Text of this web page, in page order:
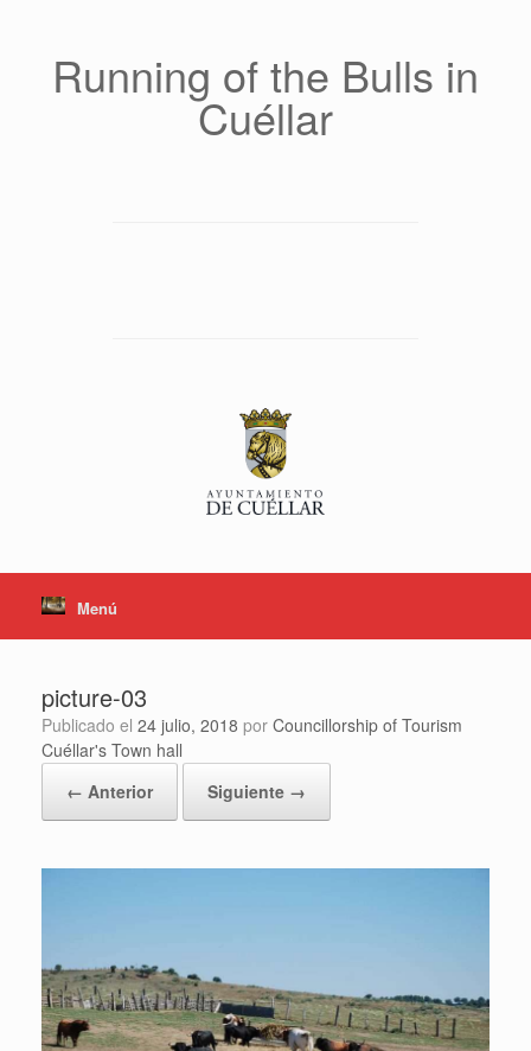
Running of the Bulls in
Cuéllar
Menú
picture-03
Publicado el 24 julio, 2018 por Councillorship of Tourism
Cuéllar's Town hall
← Anterior
Siguiente →